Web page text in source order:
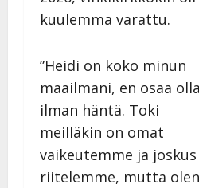
kuulemma varattu.
”Heidi on koko minun
maailmani, en osaa olla
ilman häntä. Toki
meilläkin on omat
vaikeutemme ja joskus
riitelemme, mutta olen